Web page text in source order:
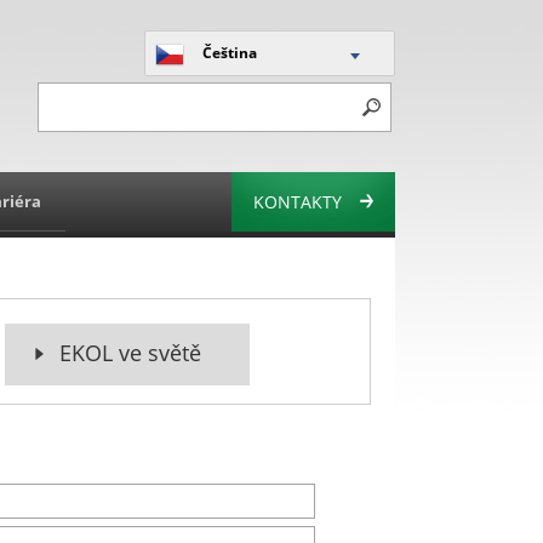
Čeština
KONTAKTY
EKOL ve světě